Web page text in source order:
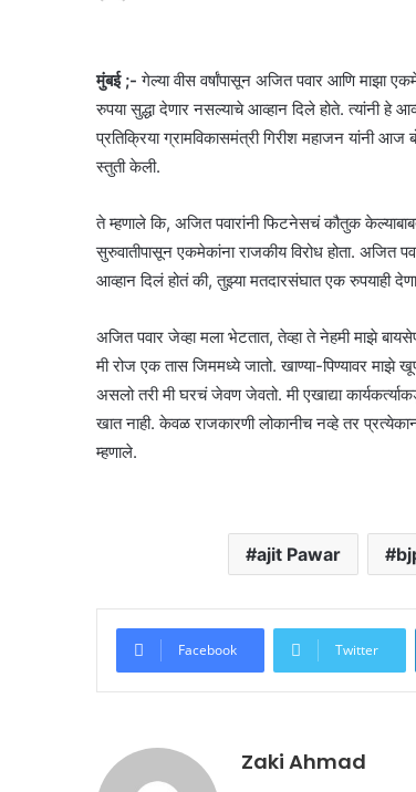
मुंबई ;- गेल्या वीस वर्षांपासून अजित पवार आणि माझा
रुपया सुद्धा देणार नसल्याचे आव्हान दिले होते. त्यांनी
प्रतिक्रिया ग्रामविकासमंत्री गिरीश महाजन यांनी आज
स्तुती केली.
ते म्हणाले कि, अजित पवारांनी फिटनेसचं कौतुक
सुरुवातीपासून एकमेकांना राजकीय विरोध होता. अजित
आव्हान दिलं होतं की, तुझ्या मतदारसंघात एक रुपयाही
अजित पवार जेव्हा मला भेटतात, तेव्हा ते नेहमी माझे
मी रोज एक तास जिममध्ये जातो. खाण्या-पिण्यावर माझे
असलो तरी मी घरचं जेवण जेवतो. मी एखाद्या
खात नाही. केवळ राजकारणी लोकानीच नव्हे तर
म्हणाले.
ajit Pawar
Facebook Twitter
Zaki Ahmad